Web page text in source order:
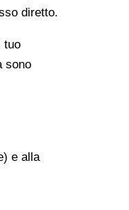
diretto.
tuo
sono
e alla